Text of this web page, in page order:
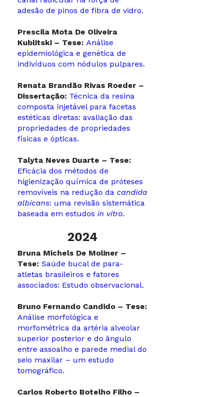
adesão de pinos de fibra de vidro.
Prescila Mota De Oliveira
Kublitski – Tese: Análise
epidemiológica e genética de
indivíduos com nódulos pulpares.
Renata Brandão Rivas Roeder –
Dissertação: Técnica da resina
composta injetável para facetas
estéticas diretas: avaliação das
propriedades de propriedades
físicas e ópticas.
Talyta Neves Duarte – Tese:
Eficácia dos métodos de
higienização química de próteses
removíveis na redução da candida
albicans: uma revisão sistemática
baseada em estudos in vitro.
2024
Bruna Michels De Moliner –
Tese: Saúde bucal de para-
atletas brasileiros e fatores
associados: Estudo observacional.
Bruno Fernando Candido – Tese:
Análise morfológica e
morfométrica da artéria alveolar
superior posterior e do ângulo
entre assoalho e parede medial do
seio maxilar – um estudo
tomográfico.
Carlos Roberto Botelho Filho –